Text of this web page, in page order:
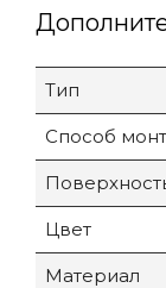
Тип
Способ
Цвет
Материал